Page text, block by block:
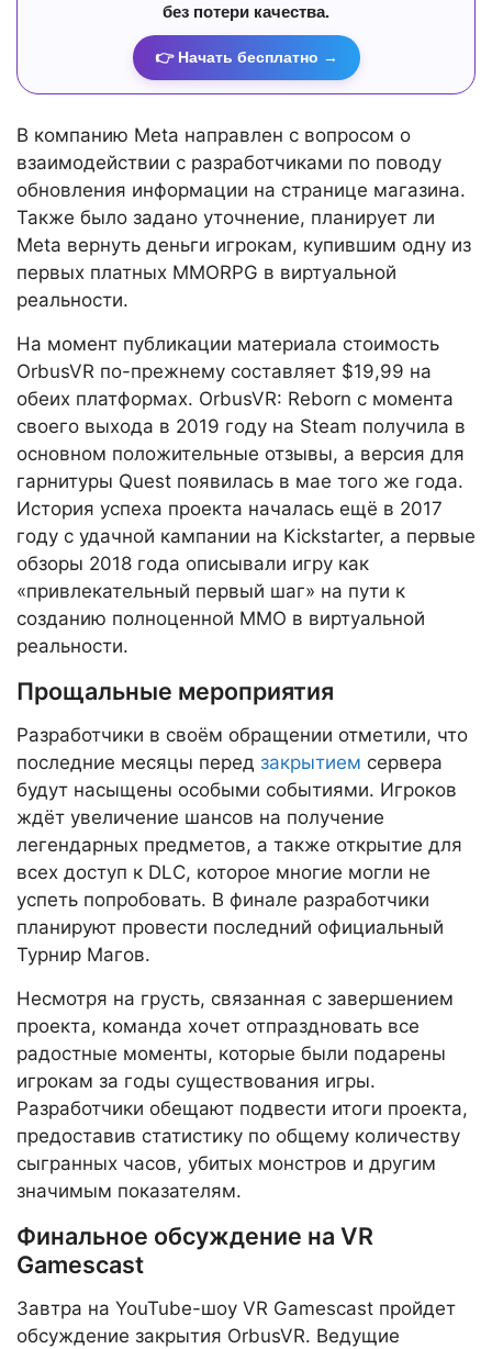
без потери качества.
👉 Начать бесплатно →
В компанию Meta направлен с вопросом о
взаимодействии с разработчиками по поводу
обновления информации на странице магазина.
Также было задано уточнение, планирует ли
Meta вернуть деньги игрокам, купившим одну из
первых платных MMORPG в виртуальной
реальности.
На момент публикации материала стоимость
OrbusVR по-прежнему составляет $19,99 на
обеих платформах. OrbusVR: Reborn с момента
своего выхода в 2019 году на Steam получила в
основном положительные отзывы, а версия для
гарнитуры Quest появилась в мае того же года.
История успеха проекта началась ещё в 2017
году с удачной кампании на Kickstarter, а первые
обзоры 2018 года описывали игру как
«привлекательный первый шаг» на пути к
созданию полноценной MMO в виртуальной
реальности.
Прощальные мероприятия
Разработчики в своём обращении отметили, что
последние месяцы перед закрытием сервера
будут насыщены особыми событиями. Игроков
ждёт увеличение шансов на получение
легендарных предметов, а также открытие для
всех доступ к DLC, которое многие могли не
успеть попробовать. В финале разработчики
планируют провести последний официальный
Турнир Магов.
Несмотря на грусть, связанная с завершением
проекта, команда хочет отпраздновать все
радостные моменты, которые были подарены
игрокам за годы существования игры.
Разработчики обещают подвести итоги проекта,
предоставив статистику по общему количеству
сыгранных часов, убитых монстров и другим
значимым показателям.
Финальное обсуждение на VR
Gamescast
Завтра на YouTube-шоу VR Gamescast пройдет
обсуждение закрытия OrbusVR. Ведущие